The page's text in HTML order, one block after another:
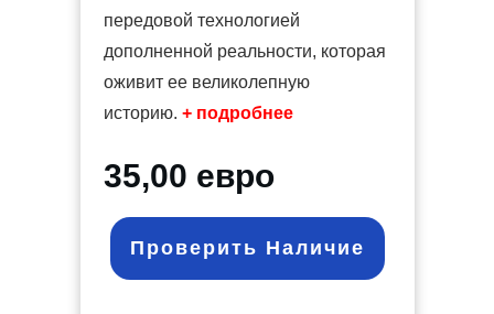
передовой технологией
дополненной реальности, которая
оживит ее великолепную
историю. + подробнее
35,00 евро
Проверить Наличие